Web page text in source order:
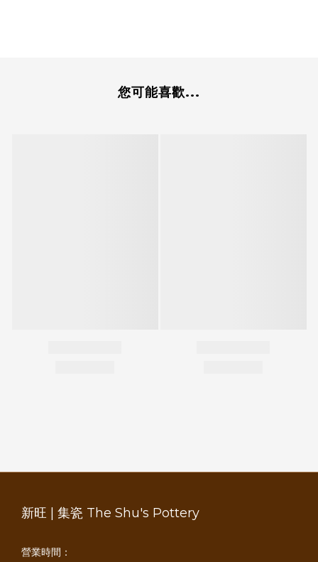
您可能喜歡...
新旺 | 集瓷 The Shu's Pottery
營業時間：